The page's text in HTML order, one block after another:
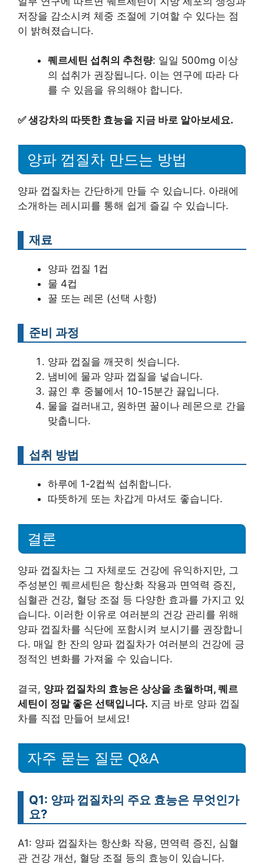
저장을 감소시켜 체중 조절에 기여할 수 있다는 점
이 밝혀졌습니다.
퀘르세틴 섭취의 추천량: 일일 500mg 이상
의 섭취가 권장됩니다. 이는 연구에 따라 다
를 수 있음을 유의해야 합니다.
✅생강차의 따뜻한 효능을 지금 바로 알아보세요.
양파 껍질차 만드는 방법
양파 껍질차는 간단하게 만들 수 있습니다. 아래에
소개하는 레시피를 통해 쉽게 즐길 수 있습니다.
재료
양파 껍질 1컵
물 4컵
꿀 또는 레몬 (선택 사항)
준비 과정
양파 껍질을 깨끗히 씻습니다.
냄비에 물과 양파 껍질을 넣습니다.
끓인 후 중불에서 10-15분간 끓입니다.
물을 걸러내고, 원하면 꿀이나 레몬으로 간을
맞춥니다.
섭취 방법
하루에 1-2컵씩 섭취합니다.
따뜻하게 또는 차갑게 마셔도 좋습니다.
결론
양파 껍질차는 그 자체로도 건강에 유익하지만, 그
주성분인 퀘르세틴은 항산화 작용과 면역력 증진,
심혈관 건강, 혈당 조절 등 다양한 효과를 가지고 있
습니다. 이러한 이유로 여러분의 건강 관리를 위해
양파 껍질차를 식단에 포함시켜 보시기를 권장합니
다. 매일 한 잔의 양파 껍질차가 여러분의 건강에 긍
정적인 변화를 가져올 수 있습니다.
결국, 양파 껍질차의 효능은 상상을 초월하며, 퀘르
세틴이 정말 좋은 선택입니다. 지금 바로 양파 껍질
차를 직접 만들어 보세요!
자주 묻는 질문 Q&A
Q1: 양파 껍질차의 주요 효능은 무엇인가
요?
A1: 양파 껍질차는 항산화 작용, 면역력 증진, 심혈
관 건강 개선, 혈당 조절 등의 효능이 있습니다.